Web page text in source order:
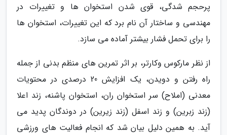
پرحجم شدگی، قوی شدن استخوان ها و تغییرات در
مهندسی و ساختار آن نام برد که این تغییرات، استخوان ها
را برای تحمل فشار بیشتر آماده می سازد.
از نظر مارکوس وکارتر، بر اثر تمرین های منظم بدنی از جمله
راه رفتن و دویدن، یک افزایش 20 درصدی در محتویات
معدنی (املاح) سر استخوان ران، استخوان پاشنه، زند اعلا
(زند زبرین) و زند اسفل (زند زیرین) در دوندگان پدید می
آید. به همین دلیل بیان شد که انجام فعالیت های ورزشی